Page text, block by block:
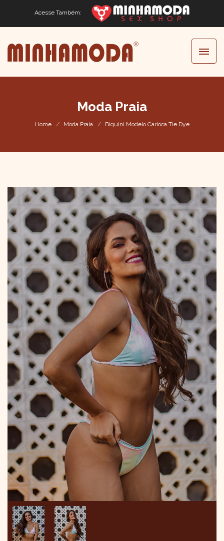
Acesse Também:
Moda Praia
Home Moda Praia Biquini Modelo Carioca Tie Dye